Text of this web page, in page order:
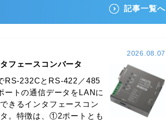
記事一覧へ
2026.08.07
フェースコンバータ
RS-232CとRS-422／485
ートの通信データをLANに
きるインタフェースコン
。特徴は、①2ポートとも